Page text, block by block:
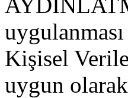
Kişisel
uygun